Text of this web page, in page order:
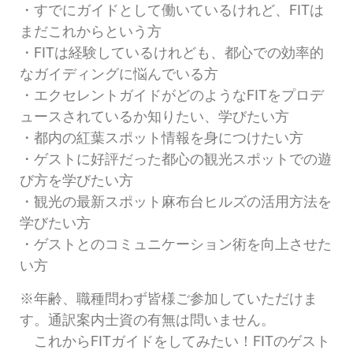
・すでにガイドとして働いているけれど、FITは
まだこれからという方
・FITは経験しているけれども、都心での効率的
なガイディングに悩んでいる方
・エクセレントガイドがどのようなFITをプロデ
ュースされているか知りたい、学びたい方
・都内の紅葉スポット情報を身につけたい方
・ゲストに好評だった都心の観光スポットでの遊
び方を学びたい方
・観光の最新スポット麻布台ヒルズの活用方法を
学びたい方
・ゲストとのコミュニケーション術を向上させた
い方
※年齢、職種問わず皆様ご参加していただけま
す。通訳案内士資の有無は問いません。
これからFITガイドをしてみたい！FITのゲスト